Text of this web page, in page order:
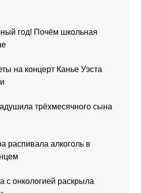
год! Почём школьная
на концерт Канье Уэста
трёхмесячного сына
распивала алкоголь в
с онкологией раскрыла